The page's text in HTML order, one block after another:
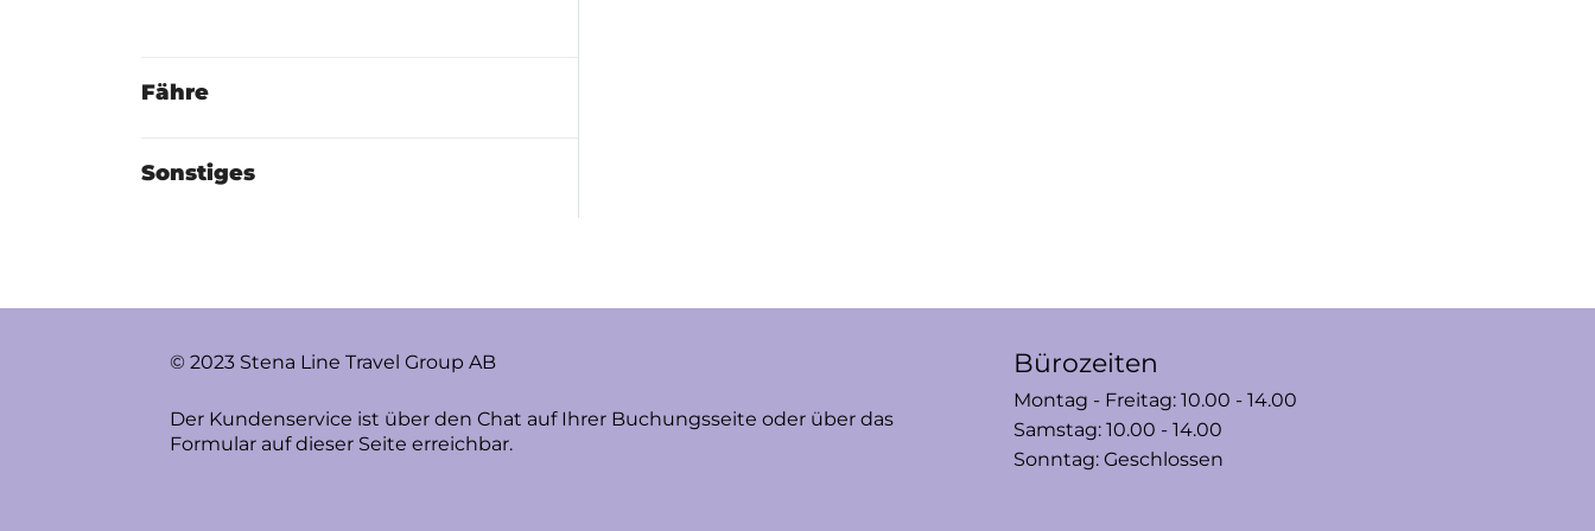
Fähre
Sonstiges
© 2023 Stena Line Travel Group AB
Der Kundenservice ist über den Chat auf Ihrer Buchungsseite oder über das
Formular auf dieser Seite erreichbar.
Bürozeiten
Montag - Freitag: 10.00 - 14.00
Samstag: 10.00 - 14.00
Sonntag: Geschlossen